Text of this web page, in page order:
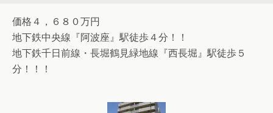
価格４，６８０万円
地下鉄中央線『阿波座』駅徒歩４分！！
地下鉄千日前線・長堀鶴見緑地線『西長堀』駅徒歩５
分！！！